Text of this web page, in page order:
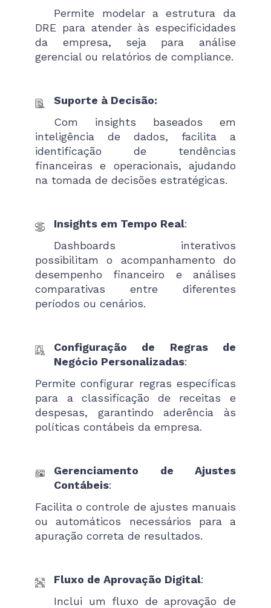
Permite modelar a estrutura da
DRE para atender às especificidades
da empresa, seja para análise
gerencial ou relatórios de compliance.
Suporte à Decisão:
Com insights baseados em
inteligência de dados, facilita a
identificação de tendências
financeiras e operacionais, ajudando
na tomada de decisões estratégicas.
Insights em Tempo Real:
Dashboards interativos
possibilitam o acompanhamento do
desempenho financeiro e análises
comparativas entre diferentes
períodos ou cenários.
Configuração de Regras de
Negócio Personalizadas:
Permite configurar regras específicas
para a classificação de receitas e
despesas, garantindo aderência às
políticas contábeis da empresa.
Gerenciamento de Ajustes
Contábeis:
Facilita o controle de ajustes manuais
ou automáticos necessários para a
apuração correta de resultados.
Fluxo de Aprovação Digital:
Inclui um fluxo de aprovação de